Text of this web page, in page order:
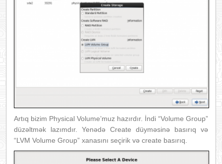
Artıq bizim Physical Volume’muz hazırdır. İndi “Volume Group”
düzəltmək lazımdır. Yenədə Create düyməsinə basırıq və
“LVM Volume Group” xanasını seçirik və create basırıq.